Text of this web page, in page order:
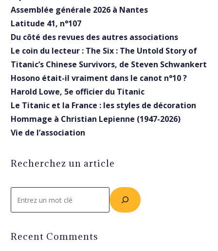
Assemblée générale 2026 à Nantes
Latitude 41, n°107
Du côté des revues des autres associations
Le coin du lecteur : The Six : The Untold Story of
Titanic’s Chinese Survivors, de Steven Schwankert
Hosono était-il vraiment dans le canot n°10 ?
Harold Lowe, 5e officier du Titanic
Le Titanic et la France : les styles de décoration
Hommage à Christian Lepienne (1947-2026)
Vie de l’association
Recherchez un article
Recent Comments